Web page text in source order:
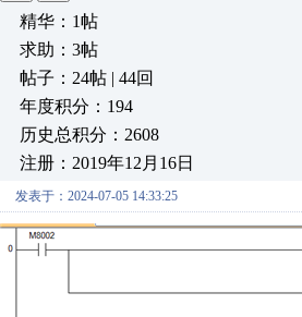
精华：1帖
求助：3帖
帖子：24帖 | 44回
年度积分：194
历史总积分：2608
注册：2019年12月16日
发表于：2024-07-05 14:33:25